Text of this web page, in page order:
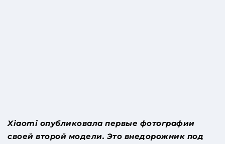
Xiaomi опубликовала первые фотографии
своей второй модели. Это внедорожник под